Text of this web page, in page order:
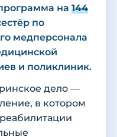
на 144
по
медперсонала
и поликлиник.
дело —
в котором